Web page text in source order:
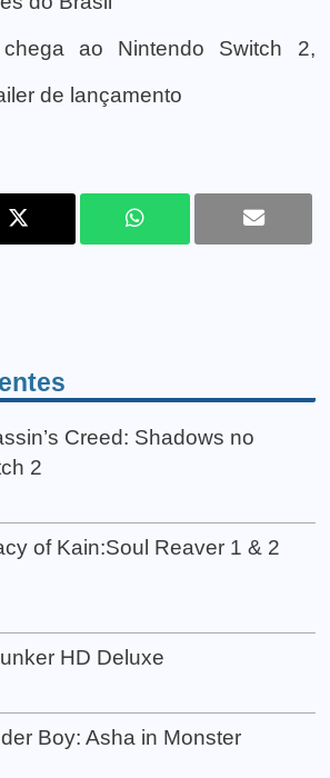
ao Nintendo Switch 2,
de lançamento
Creed: Shadows no
2
of Kain:Soul Reaver 1 & 2
HD Deluxe
Boy: Asha in Monster